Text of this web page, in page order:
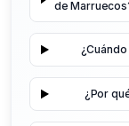
de
¿Por